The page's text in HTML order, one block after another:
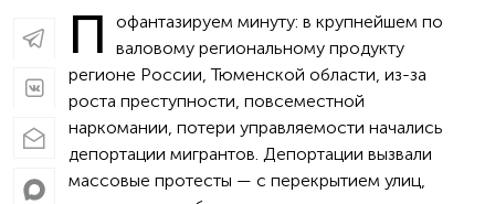
П
офантазируем минуту: в крупнейшем по
валовому региональному продукту
регионе России, Тюменской области, из-за
роста преступности, повсеместной
наркомании, потери управляемости начались
депортации мигрантов. Депортации вызвали
массовые протесты — с перекрытием улиц,